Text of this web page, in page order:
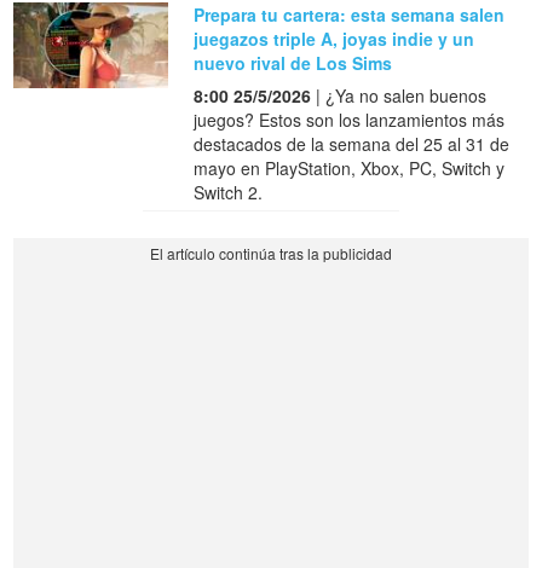
Prepara tu cartera: esta semana salen
juegazos triple A, joyas indie y un
nuevo rival de Los Sims
8:00 25/5/2026 | ¿Ya no salen buenos
juegos? Estos son los lanzamientos más
destacados de la semana del 25 al 31 de
mayo en PlayStation, Xbox, PC, Switch y
Switch 2.